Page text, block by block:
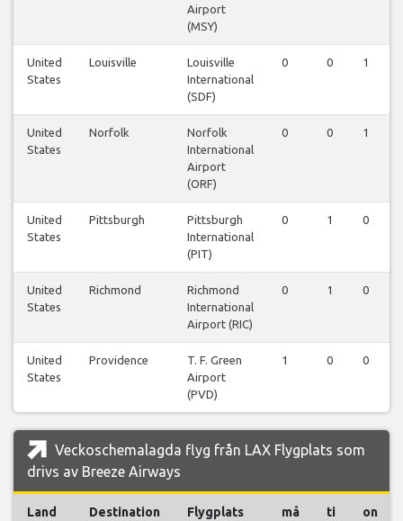
Airport
(MSY)
United
States
Louisville
Louisville
International
(SDF)
0 0 1
United
States
Norfolk
Norfolk
International
Airport
(ORF)
0 0 1
United
States
Pittsburgh
Pittsburgh
International
(PIT)
0 1 0
United
States
Richmond
Richmond
International
Airport (RIC)
0 1 0
United
States
Providence
T. F. Green
Airport
(PVD)
1 0 0
Veckoschemalagda flyg från LAX Flygplats som
drivs av Breeze Airways
Land Destination Flygplats må ti on